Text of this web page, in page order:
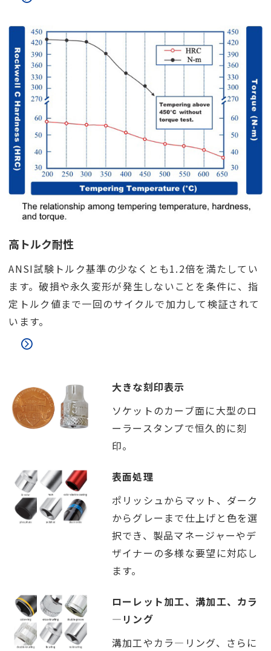
高トルク耐性
ANSI試験トルク基準の少なくとも1.2倍を満たしてい
ます。破損や永久変形が発生しないことを条件に、指
定トルク値まで一回のサイクルで加力して検証されて
います。
大きな刻印表示
ソケットのカーブ面に大型のロ
ーラースタンプで恒久的に刻
印。
表面処理
ポリッシュからマット、ダーク
からグレーまで仕上げと色を選
択でき、製品マネージャーやデ
ザイナーの多様な要望に対応し
ます。
ローレット加工、溝加工、カラ
―リング
溝加工やカラ―リング、さらに